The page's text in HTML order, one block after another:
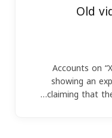
Old
Accounts on
showing an
claiming that